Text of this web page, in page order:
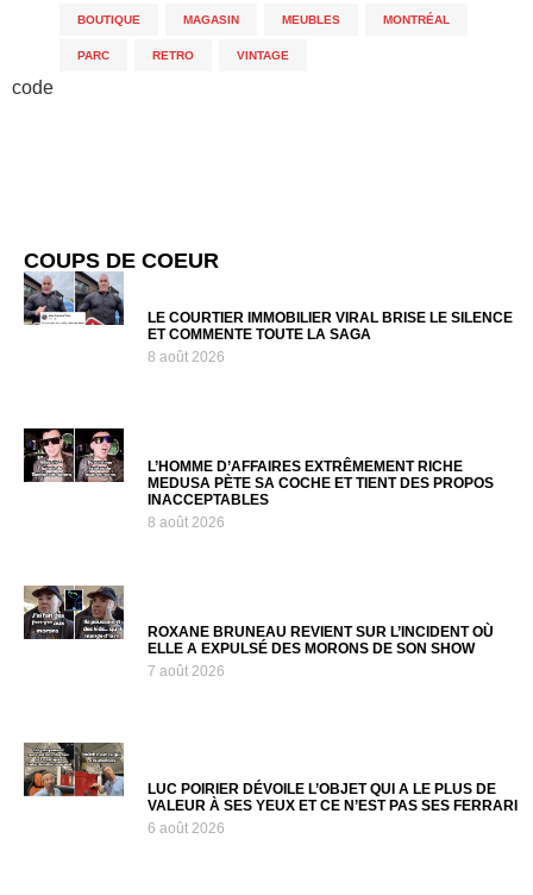
BOUTIQUE MAGASIN MEUBLES MONTRÉAL
PARC RETRO VINTAGE
code
COUPS DE COEUR
LE COURTIER IMMOBILIER VIRAL BRISE LE SILENCE
ET COMMENTE TOUTE LA SAGA
8 août 2026
L’HOMME D’AFFAIRES EXTRÊMEMENT RICHE
MEDUSA PÈTE SA COCHE ET TIENT DES PROPOS
INACCEPTABLES
8 août 2026
ROXANE BRUNEAU REVIENT SUR L’INCIDENT OÙ
ELLE A EXPULSÉ DES MORONS DE SON SHOW
7 août 2026
LUC POIRIER DÉVOILE L’OBJET QUI A LE PLUS DE
VALEUR À SES YEUX ET CE N’EST PAS SES FERRARI
6 août 2026